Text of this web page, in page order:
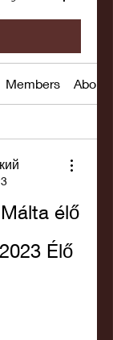
Members About
élő
Élő